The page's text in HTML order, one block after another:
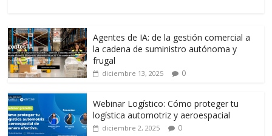
o
k
p
p
m ti
r
Agentes de IA: de la gestión comercial a
la cadena de suministro autónoma y
frugal
diciembre 13, 2025 0
Webinar Logístico: Cómo proteger tu
logística automotriz y aeroespacial
diciembre 2, 2025 0